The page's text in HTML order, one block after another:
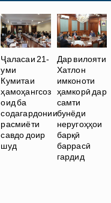
Ҷаласаи 21-
уми
Кумитаи
ҳамоҳангсоз
оид ба
содагардонии
расмиёти
савдо доир
шуд
Дар вилояти
Хатлон
имконоти
ҳамкорӣ дар
самти
бунёди
неругоҳҳои
барқӣ
баррасӣ
гардид